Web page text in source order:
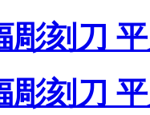
彫刻刀
彫刻刀